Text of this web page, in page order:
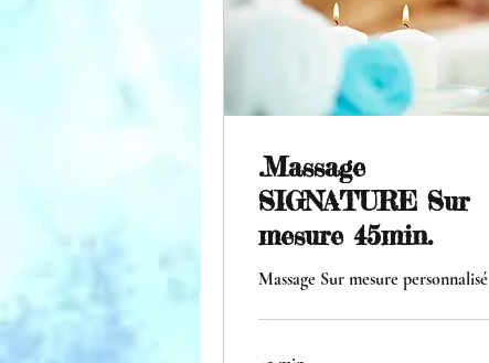
.Massage
SIGNATURE Sur
mesure 45min.
Massage Sur mesure personnalisé